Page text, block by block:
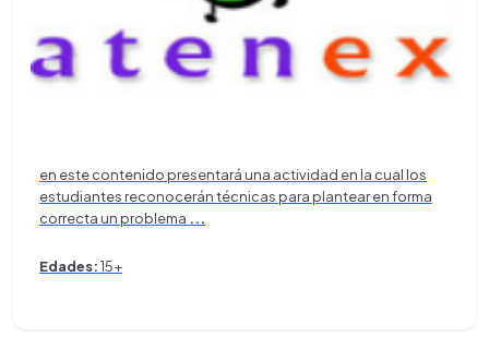
en este contenido presentará una actividad en la cual los
estudiantes reconocerán técnicas para plantear en forma
correcta un problema ...
Edades:15+